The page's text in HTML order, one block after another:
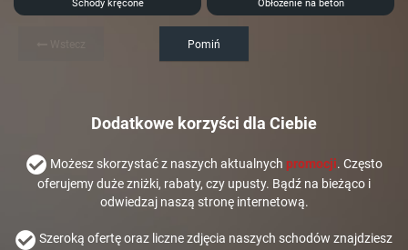
Schody kręcone Obłożenie na beton
Pomiń
Dodatkowe korzyści dla Ciebie
Możesz skorzystać z naszych aktualnych promocji. Często
oferujemy duże zniżki, rabaty, czy upusty. Bądź na bieżąco i
odwiedzaj naszą stronę internetową.
Szeroką ofertę oraz liczne zdjęcia naszych schodów znajdziesz